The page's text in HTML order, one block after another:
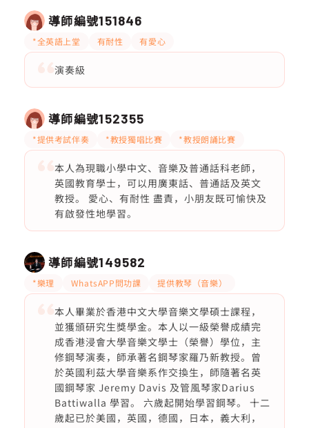
導師編號151846
*全英語上堂 有耐性 有愛心
演奏級
導師編號152355
*提供考試伴奏 *教授獨唱比賽 *教授朗誦比賽
本人為現職小學中文、音樂及普通話科老師，
英國教育學士，可以用廣東話、普通話及英文
教授。 愛心、有耐性 盡責，小朋友既可愉快及
有啟發性地學習。
導師編號149582
*樂理 WhatsAPP問功課 提供教琴（音樂）
本人畢業於香港中文大學音樂文學碩士課程，
並獲頒研究生獎學金。本人以一級榮譽成績完
成香港浸會大學音樂文學士（榮譽）學位，主
修鋼琴演奏，師承著名鋼琴家羅乃新教授。曾
於英國利茲大學音樂系作交換生，師隨著名英
國鋼琴家 Jeremy Davis 及管風琴家Darius
Battiwalla 學習。 六歲起開始學習鋼琴。 十二
歲起已於美國，英國，德國，日本，義大利，